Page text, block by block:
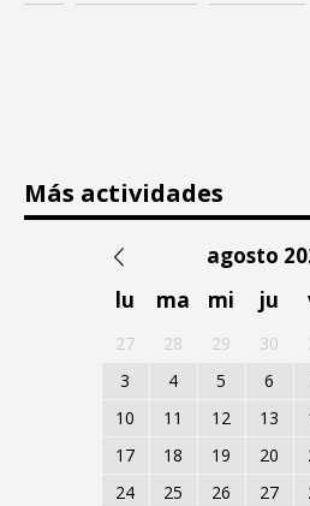
Más actividades
agosto
lu
ma mi ju
27 28 29 30
3
4 5 6
10
11 12 13
17
18 19 20
24
25 26 27